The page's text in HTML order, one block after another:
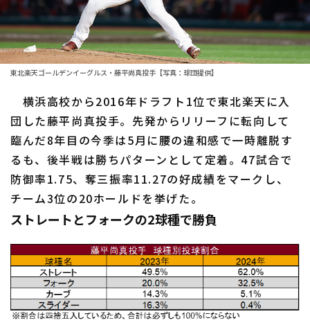
順位表･成績
1軍公式戦
ファーム東地区
ファーム中地区
ファーム西地区
交流戦
選手名鑑
北海道日本ハムファイターズ
東北楽天ゴールデンイーグルス
埼玉西武ライオンズ
千葉ロッテマリーンズ
福岡ソフトバンクホークス
設定
東北楽天ゴールデンイーグルス・藤平尚真投手【写真：球団提供】
横浜高校から2016年ドラフト1位で東北楽天に入
団した藤平尚真投手。先発からリリーフに転向して
臨んだ8年目の今季は5月に腰の違和感で一時離脱す
るも、後半戦は勝ちパターンとして定着。47試合で
防御率1.75、奪三振率11.27の好成績をマークし、
チーム3位の20ホールドを挙げた。
ストレートとフォークの2球種で勝負